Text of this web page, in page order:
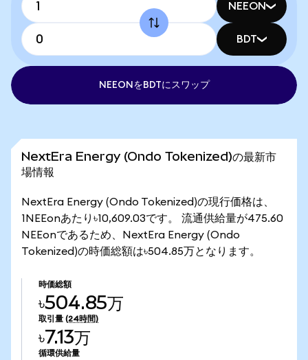
NEEON
BDT
NEEONをBDTにスワップ
NextEra Energy (Ondo Tokenized)の最新市
場情報
NextEra Energy (Ondo Tokenized)の現行価格は、
1NEEonあたり৳10,609.03です。 流通供給量が475.60
NEEonであるため、NextEra Energy (Ondo
Tokenized)の時価総額は৳504.85万となります。
時価総額
৳504.85万
取引量 (24時間)
৳7.13万
循環供給量